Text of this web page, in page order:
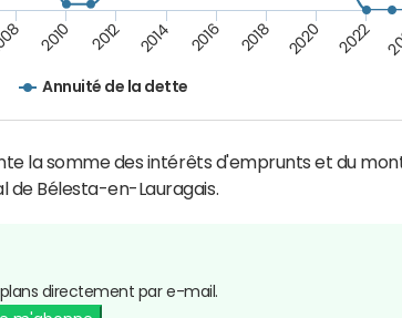
Annuité de la dette
2010 2012 2014 2016 2018 2020 2022
la somme des intérêts d'emprunts et du
Bélesta-en-Lauragais.
directement par e-mail.